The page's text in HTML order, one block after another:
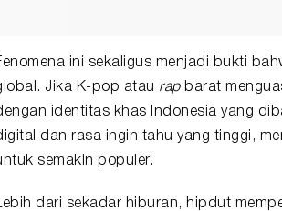
ini sekaligus menjadi bukti
Jika K-pop atau rapbarat
identitas khas Indonesia yang
dan rasa ingin tahu yang tinggi,
semakin populer.
Lebih dari sekadar hiburan, hipdut